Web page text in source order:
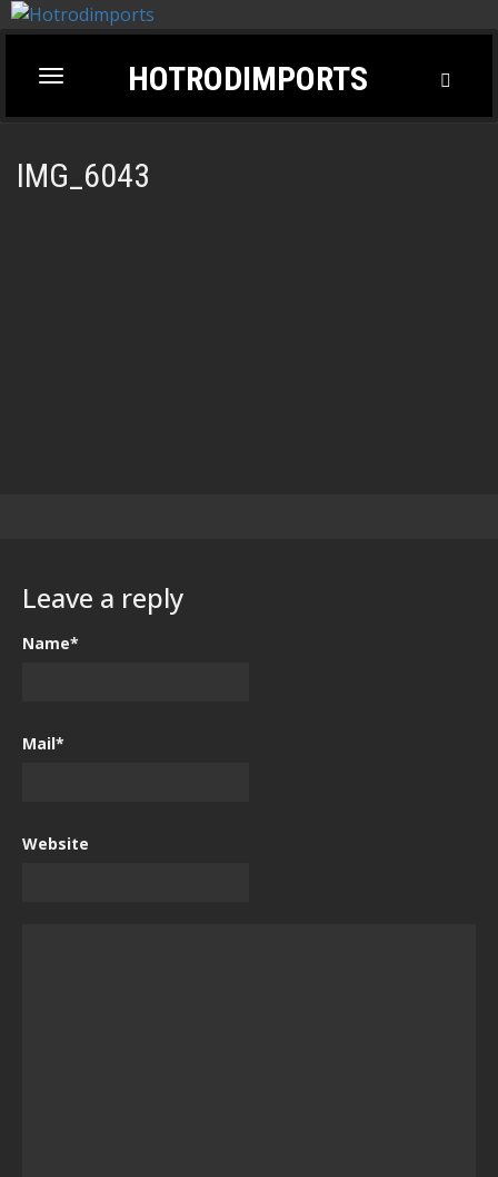
Toggle
navigation
HOTRODIMPORTS
IMG_6043
Leave a reply
Name*
Mail*
Website